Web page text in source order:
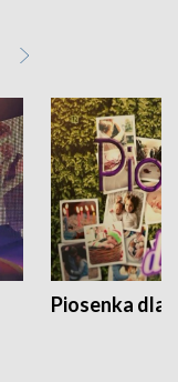
Piosenka dla